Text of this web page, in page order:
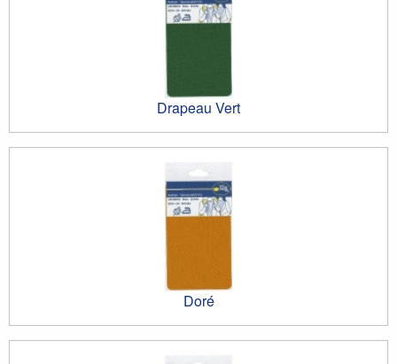
Drapeau Vert
Doré